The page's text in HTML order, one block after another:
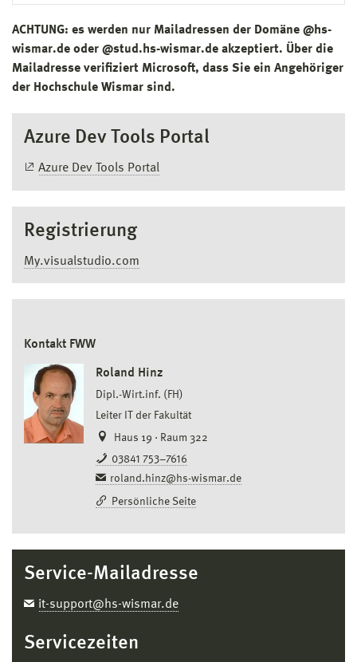
Verwenden Sie hierbei bitte den Chrome-,
Firefox- oder Edge-Browser im Privaten Modus
one"/"Konto erstellen" um ein neues
Persönliches Konto
E-Mail-Adresse der Hochschule Wismar ein und
Nachdem Sie Ihr Microsoft Konto erstellt haben,
loggen Sie sich bitte auf der Webseite ein:
https://signup.azure.com/studentverification?
Geschäftskonto ist, dann ist es erforderlich,
dass Sie
Verifizieren Sie Ihr Schulkonto und akzeptieren
Sie bitte die Geschäftsbedingungen.
ACHTUNG: es werden nur Mailadressen der Domäne @hs-
wismar.de oder @stud.hs-wismar.de akzeptiert. Über die
Mailadresse verifiziert Microsoft, dass Sie ein Angehöriger
der Hochschule Wismar sind.
Azure Dev Tools Portal
Azure Dev Tools Portal
Registrierung
My.visualstudio.com
Kontakt FWW
Roland Hinz
Dipl.-Wirt.inf. (FH)
Leiter IT der Fakultät
Haus 19 · Raum 322
03841 753–7616
roland.hinz@hs-wismar.de
Persönliche Seite
Service-Mailadresse
it-support@hs-wismar.de
Servicezeiten